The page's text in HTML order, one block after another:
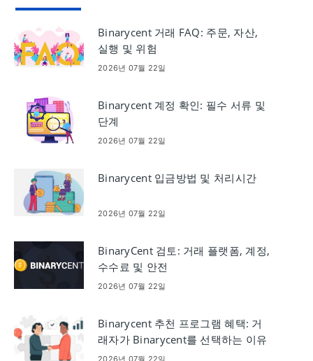
Binarycent 거래 FAQ: 주문, 자산,
실행 및 위험
2026년 07월 22일
Binarycent 계정 확인: 필수 서류 및
단계
2026년 07월 22일
Binarycent 입금방법 및 처리시간
2026년 07월 22일
BinaryCent 검토: 거래 플랫폼, 계정,
수수료 및 안전
2026년 07월 22일
Binarycent 추천 프로그램 혜택: 거
래자가 Binarycent를 선택하는 이유